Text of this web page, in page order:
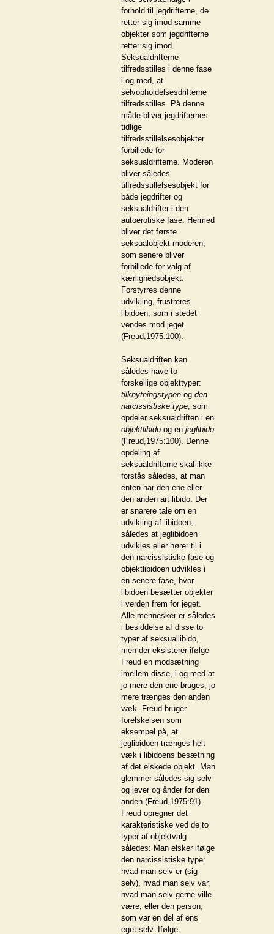
forhold til jegdrifterne, de
retter sig imod samme
objekter som jegdrifterne
retter sig imod.
Seksualdrifterne
tilfredsstilles i denne fase
i og med, at
selvopholdelsesdrifterne
tilfredsstilles. På denne
måde bliver jegdrifternes
tidlige
tilfredsstillelsesobjekter
forbillede for
seksualdrifterne. Moderen
bliver således
tilfredsstillelsesobjekt for
både jegdrifter og
seksualdrifter i den
autoerotiske fase. Hermed
bliver det første
seksualobjekt moderen,
som senere bliver
forbillede for valg af
kærlighedsobjekt.
Forstyrres denne
udvikling, frustreres
libidoen, som i stedet
vendes mod jeget
(Freud,1975:100).
Seksualdriften kan
således have to
forskellige objekttyper:
tilknytningstypen og den
narcissistiske type, som
opdeler seksualdriften i en
objektlibido og en jeglibido
(Freud,1975:100). Denne
opdeling af
seksualdrifterne skal ikke
forstås således, at man
enten har den ene eller
den anden art libido. Der
er snarere tale om en
udvikling af libidoen,
således at jeglibidoen
udvikles eller hører til i
den narcissistiske fase og
objektlibidoen udvikles i
en senere fase, hvor
libidoen besætter objekter
i verden frem for jeget.
Alle mennesker er således
i besiddelse af disse to
typer af seksuallibido,
men der eksisterer ifølge
Freud en modsætning
imellem disse, i og med at
jo mere den ene bruges, jo
mere trænges den anden
væk. Freud bruger
forelskelsen som
eksempel på, at
jeglibidoen trænges helt
væk i libidoens besætning
af det elskede objekt. Man
glemmer således sig selv
og lever og ånder for den
anden (Freud,1975:91).
Freud opregner det
karakteristiske ved de to
typer af objektvalg
således: Man elsker ifølge
den narcissistiske type:
hvad man selv er (sig
selv), hvad man selv var,
hvad man selv gerne ville
være, eller den person,
som var en del af ens
eget selv. Ifølge